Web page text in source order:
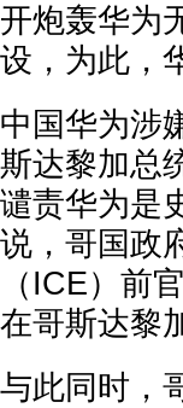
开炮轰华为
设，为此，
中国华为涉
斯达黎加总
谴责华为是
说，哥国政
（ICE）前
在哥斯达黎
与此同时，